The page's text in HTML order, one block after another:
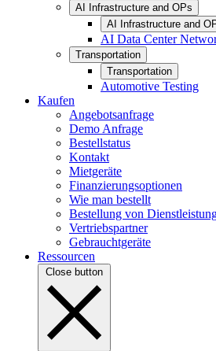
AI Infrastructure and OPs
AI Infrastructure and
AI Data Center
Transportation
Transportation
Automotive Testing
Kaufen
Angebotsanfrage
Demo Anfrage
Bestellstatus
Kontakt
Mietgeräte
Finanzierungsoptionen
Wie man bestellt
Bestellung von
Vertriebspartner
Gebrauchtgeräte
Ressourcen
Close button